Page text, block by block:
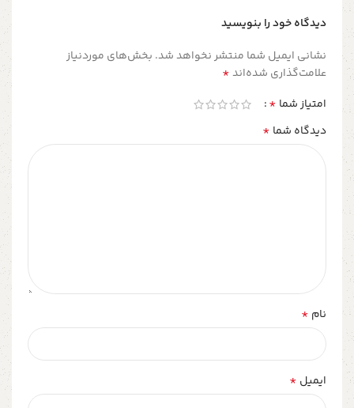
دیدگاه خود را بنویسید
نشانی ایمیل شما منتشر نخواهد شد. بخش‌های موردنیاز
علامت‌گذاری شده‌اند*
امتیاز شما *
دیدگاه شما *
نام *
ایمیل *